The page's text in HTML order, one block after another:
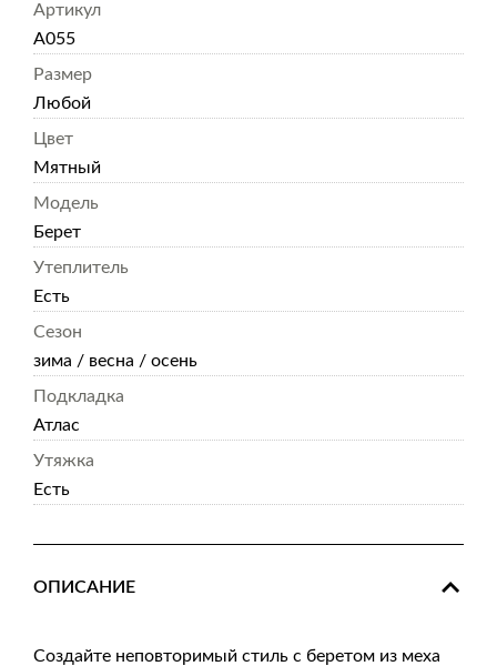
Артикул
А055
Размер
Любой
Цвет
Мятный
Модель
Берет
Утеплитель
Есть
Сезон
зима / весна / осень
Подкладка
Атлас
Утяжка
Есть
ОПИСАНИЕ
Создайте неповторимый стиль с беретом из меха